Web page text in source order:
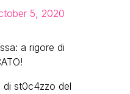
5, 2020
a rigore di
di st0c4zzo del